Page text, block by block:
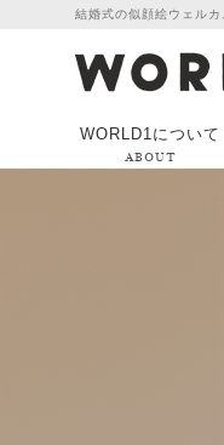
結婚式の似顔絵ウェル
WORLD1について
ABOUT